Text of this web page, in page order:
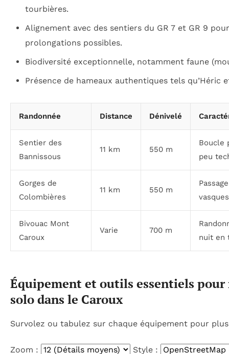
tourbières.
Alignement avec des sentiers du GR 7 et GR 9
prolongations possibles.
Biodiversité exceptionnelle, notamment faune
Présence de hameaux authentiques tels qu’Héric
Randonnée Distance Dénivelé
Sentier des
Bannissous
11 km 550 m
Boucle
peu
Gorges de
Colombières
11 km 550 m
Bivouac Mont
Caroux
Varie 700 m
nuit en
Équipement et outils essentiels pour
solo dans le Caroux
Survolez ou tabulez sur chaque équipement pour
Zoom : Style :